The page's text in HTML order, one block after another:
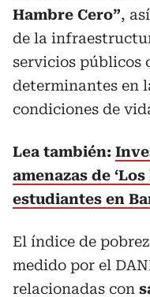
Hambre Cero”,
de la
servicios públicos
determinantes en
condiciones de
Lea también:
amenazas de
estudiantes en
El índice de
medido por el
relacionadas con